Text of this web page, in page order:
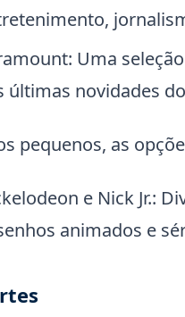
Uma
últimas novidades
pequenos, as
e Nick Jr.:
animados e